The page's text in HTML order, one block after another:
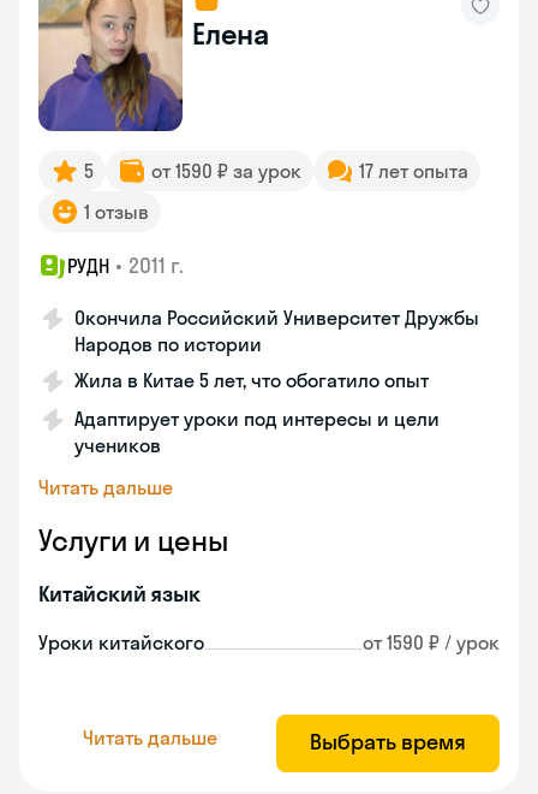
Елена
5 от 1590 ₽ за урок
17 лет опыта
1 отзыв
РУДН • 2011 г.
Окончила Российский Университет Дружбы
Народов по истории
Жила в Китае 5 лет, что обогатило опыт
Адаптирует уроки под интересы и цели
учеников
Читать дальше
Услуги и цены
Китайский язык
Уроки китайского от 1590 ₽ / урок
Читать дальше Выбрать время